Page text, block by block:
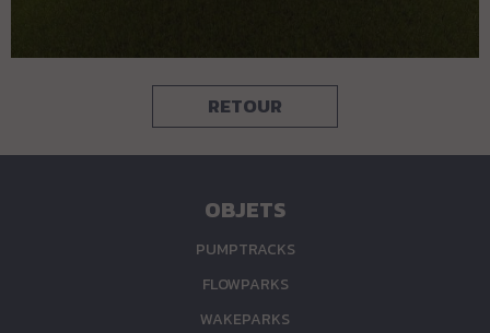
RETOUR
OBJETS
PUMPTRACKS
FLOWPARKS
WAKEPARKS